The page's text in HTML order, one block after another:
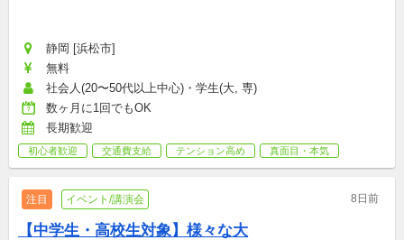
静岡 [浜松市]
無料
社会人(20〜50代以上中心)・学生(大, 専)
数ヶ月に1回でもOK
長期歓迎
初心者歓迎 交通費支給 テンション高め 真面目・本気
注目 イベント/講演会 8日前
【中学生・高校生対象】様々な大